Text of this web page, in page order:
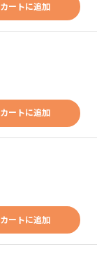
カートに追加
カートに追加
カートに追加